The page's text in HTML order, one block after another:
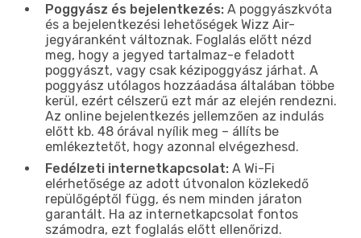
Poggyász és bejelentkezés: A poggyászkvóta
és a bejelentkezési lehetőségek Wizz Air-
jegyáranként változnak. Foglalás előtt nézd
meg, hogy a jegyed tartalmaz-e feladott
poggyászt, vagy csak kézipoggyász járhat. A
poggyász utólagos hozzáadása általában többe
kerül, ezért célszerű ezt már az elején rendezni.
Az online bejelentkezés jellemzően az indulás
előtt kb. 48 órával nyílik meg – állíts be
emlékeztetőt, hogy azonnal elvégezhesd.
Fedélzeti internetkapcsolat: A Wi-Fi
elérhetősége az adott útvonalon közlekedő
repülőgéptől függ, és nem minden járaton
garantált. Ha az internetkapcsolat fontos
számodra, ezt foglalás előtt ellenőrizd.